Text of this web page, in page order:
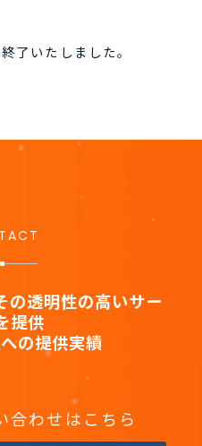
了いたしました。
の透明性の高いサー
提供
の提供実績
合わせはこちら